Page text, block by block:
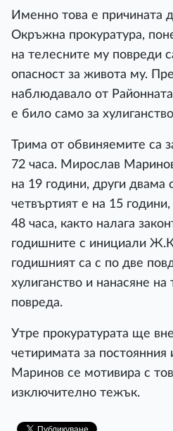
Именно това е причината
Окръжна прокуратура,
на телесните му повреди
опасност за живота му.
наблюдавало от
е било само за
Трима от обвиняемите са
72 часа. Мирослав
на 19 години, други двама
четвъртият е на 15
48 часа, както налага
годишните с инициали
годишният са с по две
хулиганство и нанасяне
повреда.
Утре прокуратурата ще
четиримата за постоянния
Маринов се мотивира с
изключително тежък.